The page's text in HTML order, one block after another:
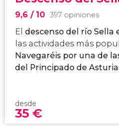
9,6 / 10 397 opiniones
El descenso del río Sella
las actividades más
Navegaréis por una de
del Principado de
desde
35 €